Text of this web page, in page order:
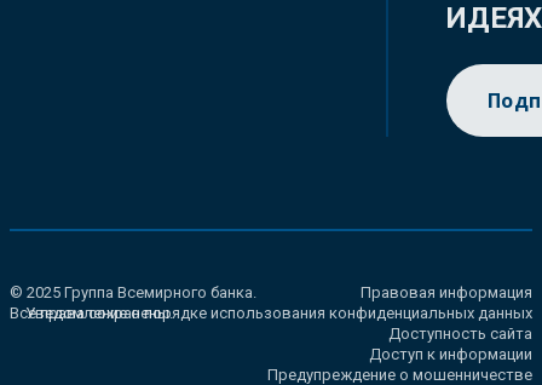
ИДЕЯХ
© 2025 Группа Всемирного банка.
Все права сохранены.
Правовая информация
Уведомление о порядке использования конфиденциальных данных
Доступность сайта
Доступ к информации
Предупреждение о мошенничестве